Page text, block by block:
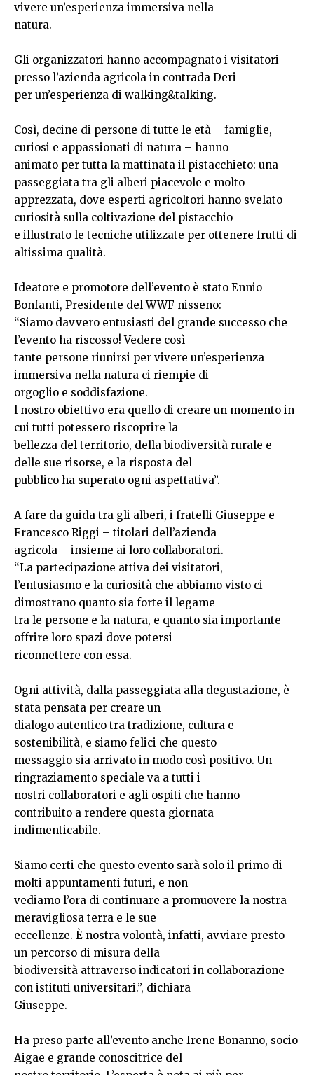
vivere un’esperienza immersiva nella
natura.
Gli organizzatori hanno accompagnato i visitatori
presso l’azienda agricola in contrada Deri
per un’esperienza di walking&talking.
Così, decine di persone di tutte le età – famiglie,
curiosi e appassionati di natura – hanno
animato per tutta la mattinata il pistacchieto: una
passeggiata tra gli alberi piacevole e molto
apprezzata, dove esperti agricoltori hanno svelato
curiosità sulla coltivazione del pistacchio
e illustrato le tecniche utilizzate per ottenere frutti di
altissima qualità.
Ideatore e promotore dell’evento è stato Ennio
Bonfanti, Presidente del WWF nisseno:
“Siamo davvero entusiasti del grande successo che
l’evento ha riscosso! Vedere così
tante persone riunirsi per vivere un’esperienza
immersiva nella natura ci riempie di
orgoglio e soddisfazione.
l nostro obiettivo era quello di creare un momento in
cui tutti potessero riscoprire la
bellezza del territorio, della biodiversità rurale e
delle sue risorse, e la risposta del
pubblico ha superato ogni aspettativa”.
A fare da guida tra gli alberi, i fratelli Giuseppe e
Francesco Riggi – titolari dell’azienda
agricola – insieme ai loro collaboratori.
“La partecipazione attiva dei visitatori,
l’entusiasmo e la curiosità che abbiamo visto ci
dimostrano quanto sia forte il legame
tra le persone e la natura, e quanto sia importante
offrire loro spazi dove potersi
riconnettere con essa.
Ogni attività, dalla passeggiata alla degustazione, è
stata pensata per creare un
dialogo autentico tra tradizione, cultura e
sostenibilità, e siamo felici che questo
messaggio sia arrivato in modo così positivo. Un
ringraziamento speciale va a tutti i
nostri collaboratori e agli ospiti che hanno
contribuito a rendere questa giornata
indimenticabile.
Siamo certi che questo evento sarà solo il primo di
molti appuntamenti futuri, e non
vediamo l’ora di continuare a promuovere la nostra
meravigliosa terra e le sue
eccellenze. È nostra volontà, infatti, avviare presto
un percorso di misura della
biodiversità attraverso indicatori in collaborazione
con istituti universitari.”, dichiara
Giuseppe.
Ha preso parte all’evento anche Irene Bonanno, socio
Aigae e grande conoscitrice del